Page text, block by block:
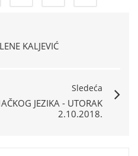
KALJEVIĆ
Sledeća
JEZIKA - UTORAK
2.10.2018.